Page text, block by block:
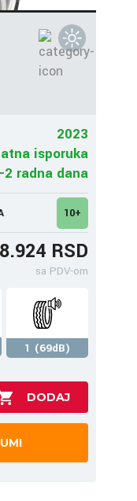
2023
isporuka
2 radna dana
10+
RSD
sa PDV-om
1 (69dB)